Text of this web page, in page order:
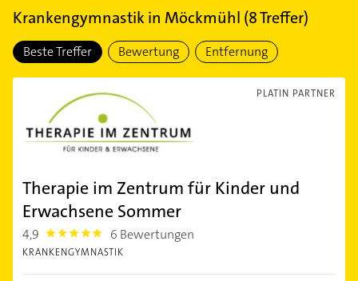
Krankengymnastikin Möckmühl (8Treffer)
Beste Treffer Bewertung Entfernung
PLATIN PARTNER
Therapie im Zentrum für Kinder und
Erwachsene Sommer
4,9 4.9 6 Bewertungen
KRANKENGYMNASTIK